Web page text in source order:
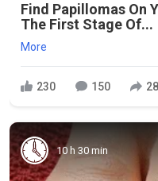
Find Papillomas On
The First Stage Of...
More
230 150
10 h 30 min